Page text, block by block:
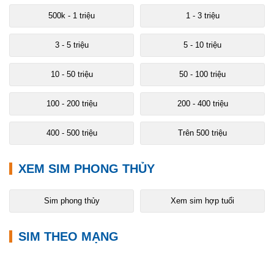
500k - 1 triệu 1 - 3 triệu
3 - 5 triệu 5 - 10 triệu
10 - 50 triệu 50 - 100 triệu
100 - 200 triệu 200 - 400 triệu
400 - 500 triệu Trên 500 triệu
XEM SIM PHONG THỦY
Sim phong thủy Xem sim hợp tuổi
SIM THEO MẠNG